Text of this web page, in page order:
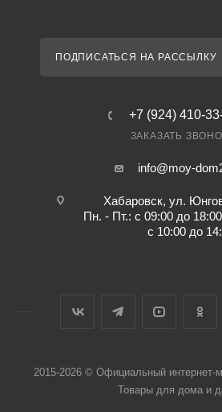
ПОДПИСАТЬСЯ НА РАССЫЛКУ
+7 (924) 410-
ЗАКАЗАТЬ
info@moy-
Хабаровск, ул.
Пн. - Пт.: с 09:00 до
с 10:00 до
2015-2026 © Официальный интернет-
Товары для дома и